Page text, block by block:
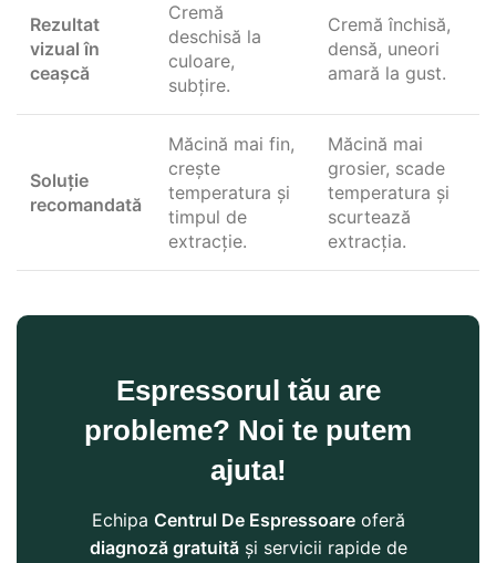
Rezultat
vizual în
ceașcă
Cremă
deschisă la
culoare,
subțire.
Cremă închisă,
densă, uneori
amară la gust.
Soluție
recomandată
Măcină mai fin,
crește
temperatura și
timpul de
extracție.
Măcină mai
grosier, scade
temperatura și
scurtează
extracția.
Espressorul tău are
probleme? Noi te putem
ajuta!
Echipa Centrul De Espressoareoferă
diagnoză gratuităși servicii rapide de